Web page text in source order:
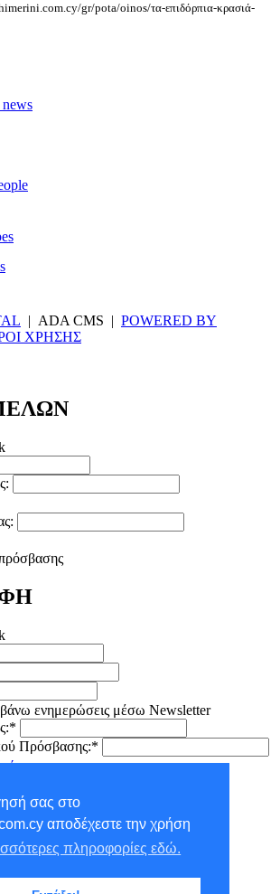
σας στο
αποδέχεστε την χρήση
πληροφορίες εδώ.
gr/pota/oinos/τα-επιδόρπια-κρασιά-
| ADA CMS | POWERED BY
ΧΡΗΣΗΣ
ενημερώσεις μέσω Newsletter
Πρόσβασης:*
- ΕΓΓΡΑΦΗ